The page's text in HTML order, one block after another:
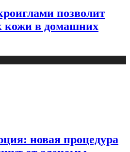
позволит
кожи в домашних
новая процедура